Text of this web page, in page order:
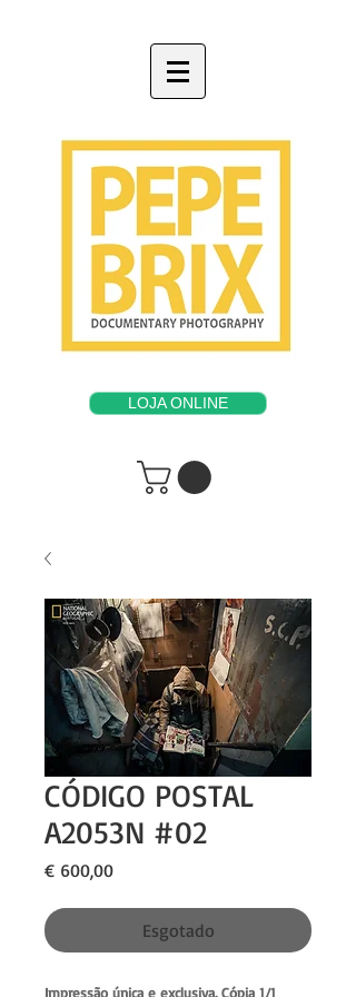
LOJA ONLINE
CÓDIGO POSTAL
A2053N #02
€ 600,00Preço
Esgotado
Impressão única e exclusiva. Cópia 1/1